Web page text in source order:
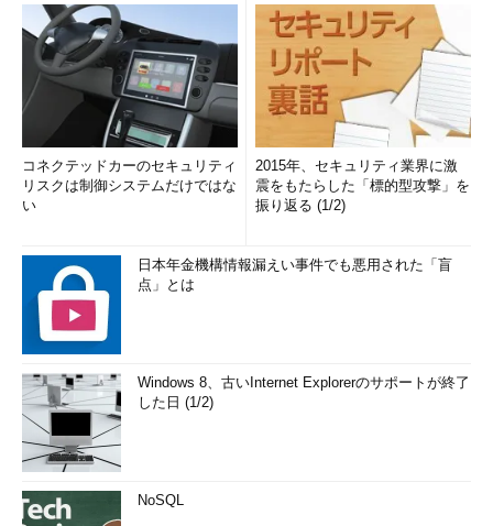
コネクテッドカーのセキュリティ
リスクは制御システムだけではな
い
2015年、セキュリティ業界に激
震をもたらした「標的型攻撃」を
振り返る (1/2)
日本年金機構情報漏えい事件でも悪用された「盲
点」とは
Windows 8、古いInternet Explorerのサポートが終了
した日 (1/2)
NoSQL